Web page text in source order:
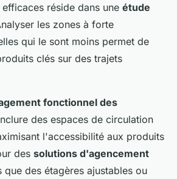
réside dans une étude
les zones à forte
qui le sont moins permet de
clés sur des trajets
fonctionnel des
des espaces de circulation
l'accessibilité aux produits
des solutions d'agencement
que des étagères ajustables ou